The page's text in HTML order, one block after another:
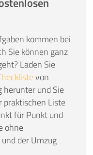
kommen bei
Sie können ganz
Laden Sie
von
herunter und Sie
praktischen Liste
für Punkt und
ohne
der Umzug